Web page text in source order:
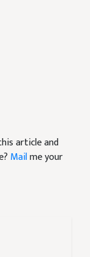
article and
Mailme your